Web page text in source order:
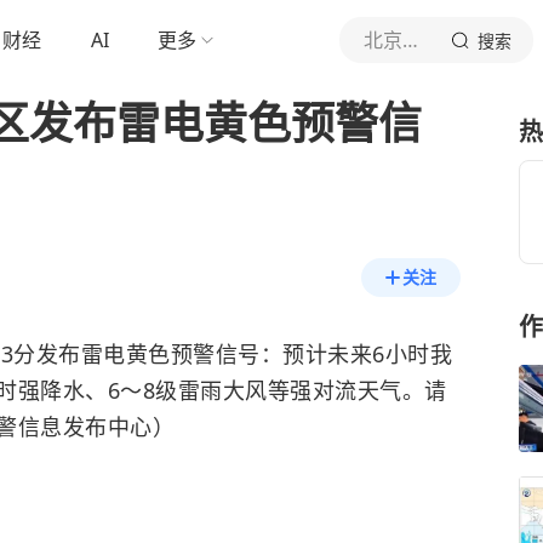
财经 AI 更多 北京青年报官网 搜索
发布雷电黄色预警信
关注
发布雷电黄色预警信号：预计未来6小时我
强降水、6～8级雷雨大风等强对流天气。请
息发布中心）